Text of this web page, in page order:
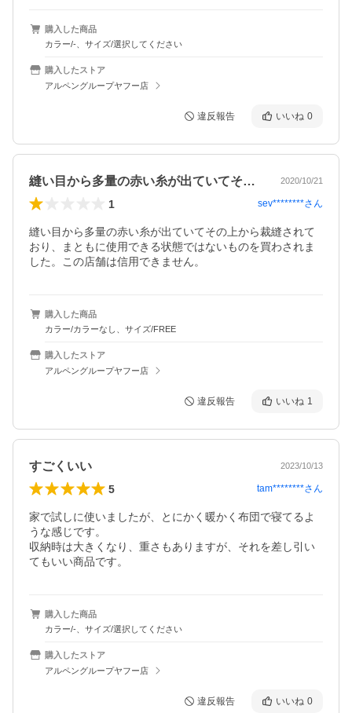
購入した商品
カラー/-、サイズ/選択してください
購入したストア
アルペングループヤフー店
違反報告 いいね 0
縫い目から多量の赤い糸が出ていてその上… 2020/10/21
1 sev********さん
縫い目から多量の赤い糸が出ていてその上から裁縫されて
おり、まともに使用できる状態ではないものを買わされま
した。この店舗は信用できません。
購入した商品
カラー/カラーなし、サイズ/FREE
購入したストア
アルペングループヤフー店
違反報告 いいね 1
すごくいい 2023/10/13
5 tam********さん
家で試しに使いましたが、とにかく暖かく布団で寝てるよ
うな感じです。
収納時は大きくなり、重さもありますが、それを差し引い
てもいい商品です。
購入した商品
カラー/-、サイズ/選択してください
購入したストア
アルペングループヤフー店
違反報告 いいね 0